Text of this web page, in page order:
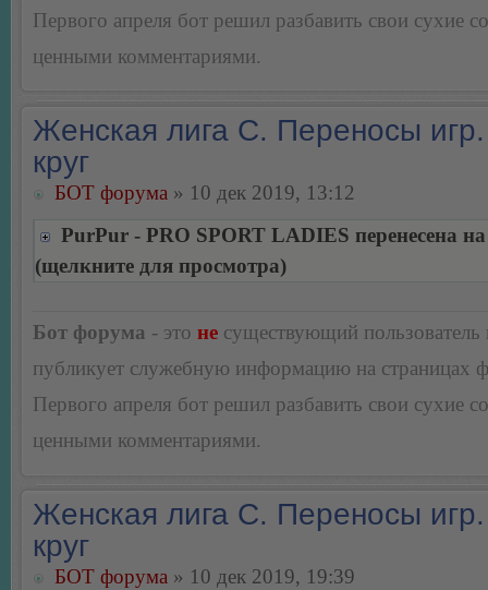
Первого апреля бот решил разбавить свои сухие
ценными комментариями.
Женская лига С. Переносы
круг
БОТ форума » 10 дек 2019, 13:12
PurPur - PRO SPORT LADIES перенесена
(щелкните для просмотра)
Бот форума - это не существующий пользователь
публикует служебную информацию на страницах
Первого апреля бот решил разбавить свои сухие
ценными комментариями.
Женская лига С. Переносы
круг
БОТ форума » 10 дек 2019, 19:39